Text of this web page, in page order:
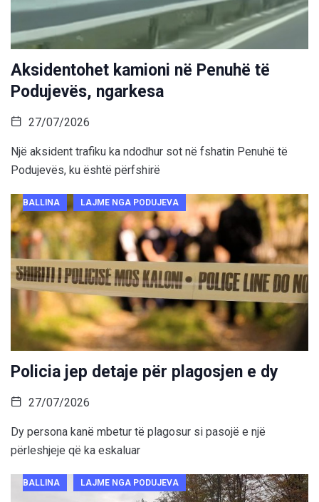
Aksidentohet kamioni në Penuhë të
Podujevës, ngarkesa
27/07/2026
Një aksident trafiku ka ndodhur sot në fshatin Penuhë të
Podujevës, ku është përfshirë
BALLINA LAJME NGA PODUJEVA
Policia jep detaje për plagosjen e dy
27/07/2026
Dy persona kanë mbetur të plagosur si pasojë e një
përleshjeje që ka eskaluar
BALLINA LAJME NGA PODUJEVA